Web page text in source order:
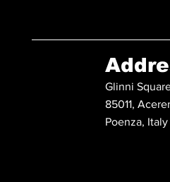
Glinni
85011,
Poenza, Italy